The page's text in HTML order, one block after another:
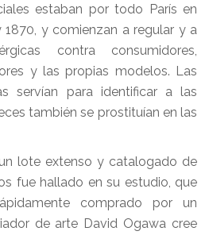
estaban por todo París en
y comienzan a regular y a
contra consumidores,
y las propias modelos. Las
servían para identificar a las
también se prostituían en las
lote extenso y catalogado de
fue hallado en su estudio, que
comprado por un
de arte David Ogawa cree